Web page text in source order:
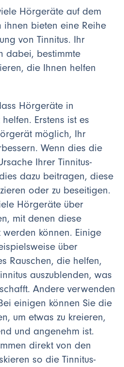
Hörgeräte auf dem
ihnen bieten eine Reihe
von Tinnitus. Ihr
dabei, bestimmte
die Ihnen helfen
Hörgeräte in
Erstens ist es
möglich, Ihr
Wenn dies die
Ihrer Tinnitus-
dazu beitragen, diese
oder zu beseitigen.
Hörgeräte über
mit denen diese
werden können. Einige
über
Rauschen, die helfen,
auszublenden, was
Andere verwenden
einigen können Sie die
um etwas zu kreieren,
und angenehm ist.
direkt von den
so die Tinnitus-